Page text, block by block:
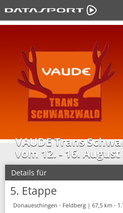
VAUDE Trans
vom 12. - 16. August
Details für
5. Etappe
Donaueschingen - Feldberg | 67,5 km -